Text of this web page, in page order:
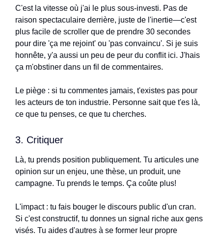
C'est la vitesse où j'ai le plus sous-investi. Pas de
raison spectaculaire derrière, juste de l'inertie—c'est
plus facile de scroller que de prendre 30 secondes
pour dire 'ça me rejoint' ou 'pas convaincu'. Si je suis
honnête, y'a aussi un peu de peur du conflit ici. J'hais
ça m'obstiner dans un fil de commentaires.
Le piège : si tu commentes jamais, t'existes pas pour
les acteurs de ton industrie. Personne sait que t'es là,
ce que tu penses, ce que tu cherches.
3. Critiquer
Là, tu prends position publiquement. Tu articules une
opinion sur un enjeu, une thèse, un produit, une
campagne. Tu prends le temps. Ça coûte plus!
L'impact : tu fais bouger le discours public d'un cran.
Si c'est constructif, tu donnes un signal riche aux gens
visés. Tu aides d'autres à se former leur propre